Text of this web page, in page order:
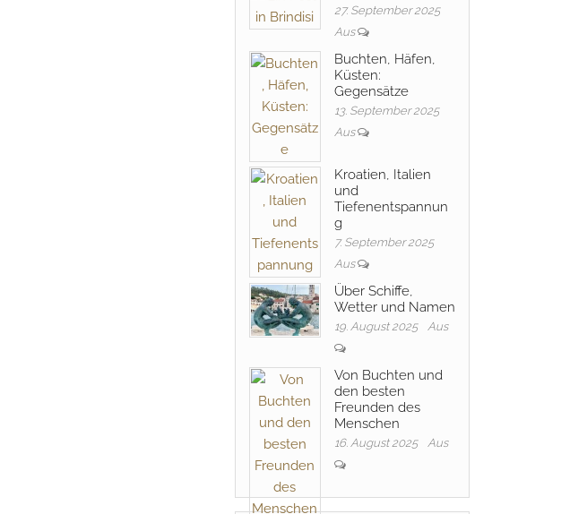
27. September 2025
Aus
Buchten, Häfen,
Küsten:
Gegensätze
13. September 2025
Aus
Kroatien, Italien
und
Tiefenentspannun
g
7. September 2025
Aus
Über Schiffe,
Wetter und Namen
19. August 2025 Aus
Von Buchten und
den besten
Freunden des
Menschen
16. August 2025 Aus